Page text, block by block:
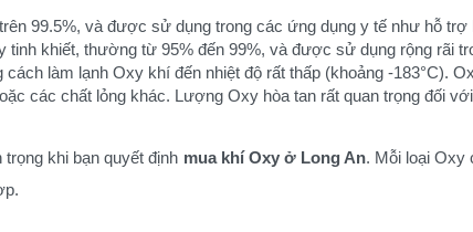
99.5%, và được sử dụng trong các ứng dụng y tế như hỗ
tinh khiết, thường từ 95% đến 99%, và được sử dụng rộng rãi
làm lạnh Oxy khí đến nhiệt độ rất thấp (khoảng -
các chất lỏng khác. Lượng Oxy hòa tan rất quan trọng đối
khi bạn quyết định mua khí Oxy ở Long An. Mỗi loại Oxy